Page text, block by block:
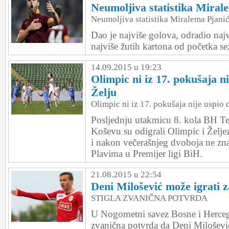
Neumoljiva statistika
Neumoljiva statistika Miralema
Dao je najviše golova, odradio
najviše žutih kartona od početka
14.09.2015 u 19:23
Olimpic ni iz 17. pokušaja
Želju
Olimpic ni iz 17. pokušaja nije uspio
Posljednju utakmicu 8. kola BH
Koševu su odigrali Olimpic i
i nakon večerašnjeg dvoboja ne
Plavima u Premijer ligi BiH.
21.08.2015 u 22:54
Deni Milošević može igrati
STIGLA ZVANIČNA POTVRDA
U Nogometni savez Bosne i
zvanična potvrda da Deni